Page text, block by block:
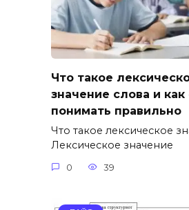
Что такое
значение слова и как
понимать правильно
Что такое лексическое
Лексическое значение
0 39